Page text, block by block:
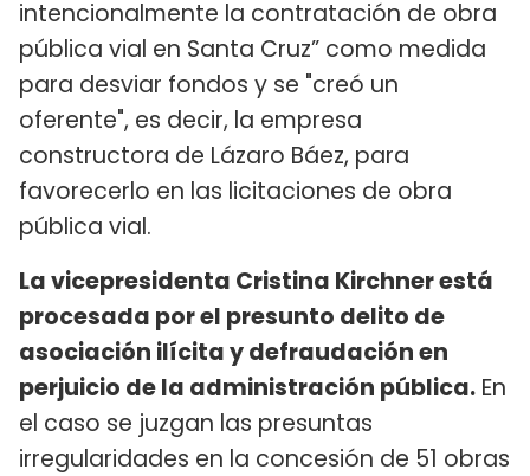
intencionalmente la contratación de obra
pública vial en Santa Cruz” como medida
para desviar fondos y se "creó un
oferente", es decir, la empresa
constructora de Lázaro Báez, para
favorecerlo en las licitaciones de obra
pública vial.
La vicepresidenta Cristina Kirchner está
procesada por el presunto delito de
asociación ilícita y defraudación en
perjuicio de la administración pública. En
el caso se juzgan las presuntas
irregularidades en la concesión de 51 obras